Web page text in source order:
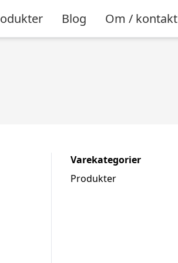
Blog Om / kontakt
Varekategorier
Produkter